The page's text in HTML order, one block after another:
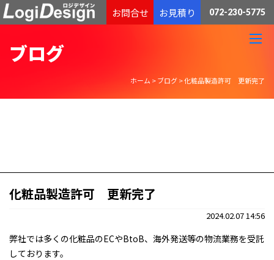
通販物流専門 低価格・発送代行のロジデザイン
お問合せ お見積り 072-230-5775
ブログ
ホーム >ブログ>化粧品製造許可 更新完了
化粧品製造許可 更新完了
2024.02.07 14:56
弊社では多くの化粧品のECやBtoB、海外発送等の物流業務を受託
しております。